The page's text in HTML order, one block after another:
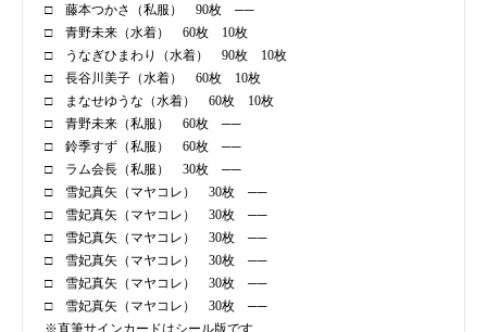
□ 藤本つかさ（私服） 90枚 ──
□ 青野未来（水着） 60枚 10枚
□ うなぎひまわり（水着） 90枚 10枚
□ 長谷川美子（水着） 60枚 10枚
□ まなせゆうな（水着） 60枚 10枚
□ 青野未来（私服） 60枚 ──
□ 鈴季すず（私服） 60枚 ──
□ ラム会長（私服） 30枚 ──
□ 雪妃真矢（マヤコレ） 30枚 ──
□ 雪妃真矢（マヤコレ） 30枚 ──
□ 雪妃真矢（マヤコレ） 30枚 ──
□ 雪妃真矢（マヤコレ） 30枚 ──
□ 雪妃真矢（マヤコレ） 30枚 ──
□ 雪妃真矢（マヤコレ） 30枚 ──
※直筆サインカードはシール版です